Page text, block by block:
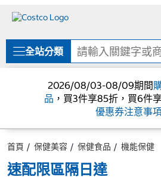
單
全站分類
2026/08/03-08/09期間
品 ，買3件享85折，買6件
優惠券注意事
首頁 保健美容 保健食品 機能保健
速配限區隔日達